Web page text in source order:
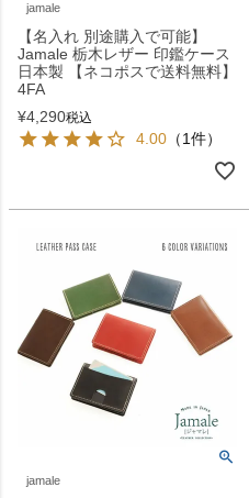
jamale
【名入れ 別途購入で可能】
Jamale 栃木レザー 印鑑ケース
日本製 【ネコポスで送料無料】
4FA
¥4,290税込
4.00 （1件）
jamale